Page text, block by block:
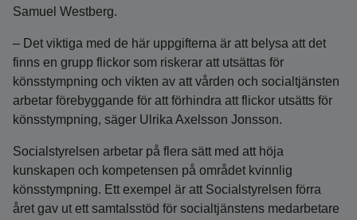
Samuel Westberg.
– Det viktiga med de här uppgifterna är att belysa att det
finns en grupp flickor som riskerar att utsättas för
könsstympning och vikten av att vården och socialtjänsten
arbetar förebyggande för att förhindra att flickor utsätts för
könsstympning, säger Ulrika Axelsson Jonsson.
Socialstyrelsen arbetar på flera sätt med att höja
kunskapen och kompetensen på området kvinnlig
könsstympning. Ett exempel är att Socialstyrelsen förra
året gav ut ett samtalsstöd för socialtjänstens medarbetare